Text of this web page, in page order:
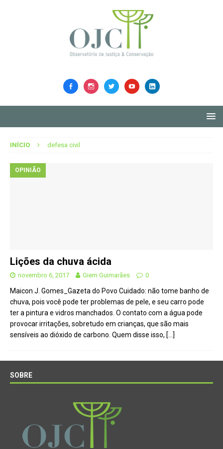
INÍCIO defesa civil
OPINIÃO
Lições da chuva ácida
novembro 6, 2017 Giem Guimarães 0
Maicon J. Gomes_Gazeta do Povo Cuidado: não tome banho de
chuva, pois você pode ter problemas de pele, e seu carro pode
ter a pintura e vidros manchados. O contato com a água pode
provocar irritações, sobretudo em crianças, que são mais
sensíveis ao dióxido de carbono. Quem disse isso, […]
SOBRE